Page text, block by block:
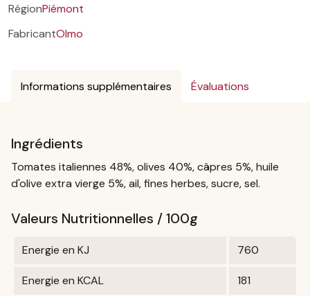
RégionPiémont
FabricantOlmo
Informations supplémentaires Évaluations
Ingrédients
Tomates italiennes 48%, olives 40%, câpres 5%, huile
d'olive extra vierge 5%, ail, fines herbes, sucre, sel.
Valeurs Nutritionnelles / 100g
Energie en KJ 760
Energie en KCAL 181